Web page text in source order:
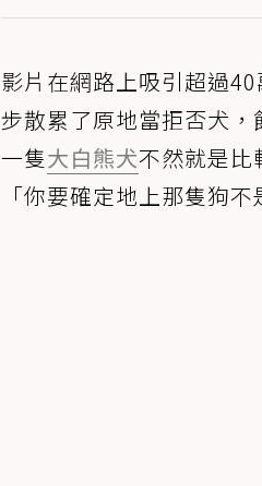
影片在網路上吸引超過
步散累了原地當拒否犬
一隻大白熊犬不然就是比
「你要確定地上那隻狗